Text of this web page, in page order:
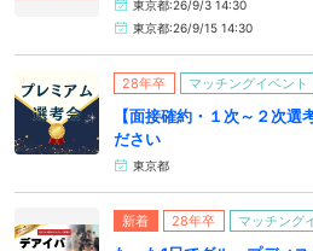
東京都:26/9/3 14:30
東京都:26/9/15 14:30
28年卒 マッチングイベント
【面接確約・１次～２次選
ださい
東京都
新着 28年卒 マッチング